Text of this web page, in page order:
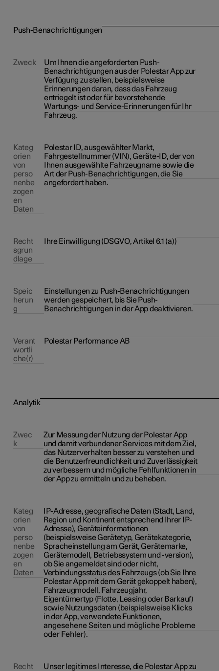
Push-Benachrichtigungen
Zweck
Um Ihnen die angeforderten Push-
Benachrichtigungen aus der Polestar App zur
Verfügung zu stellen, beispielsweise
Erinnerungen daran, dass das Fahrzeug
entriegelt ist oder für bevorstehende
Wartungs- und Service-Erinnerungen für Ihr
Fahrzeug.
Kateg
orien
von
perso
nenbe
zogen
en
Daten
Polestar ID, ausgewählter Markt,
Fahrgestellnummer (VIN), Geräte-ID, der von
Ihnen ausgewählte Fahrzeugname sowie die
Art der Push-Benachrichtigungen, die Sie
angefordert haben.
Recht
sgrun
dlage
Ihre Einwilligung (DSGVO, Artikel 6.1 (a))
Speic
herun
g
Einstellungen zu Push-Benachrichtigungen
werden gespeichert, bis Sie Push-
Benachrichtigungen in der App deaktivieren.
Verant
wortli
che(r)
Polestar Performance AB
Analytik
Zwec
k
Zur Messung der Nutzung der Polestar App
und damit verbundener Services mit dem Ziel,
das Nutzerverhalten besser zu verstehen und
die Benutzerfreundlichkeit und Zuverlässigkeit
zu verbessern und mögliche Fehlfunktionen in
der App zu ermitteln und zu beheben.
Kateg
orien
von
perso
nenbe
zogen
en
Daten
IP-Adresse, geografische Daten (Stadt, Land,
Region und Kontinent entsprechend Ihrer IP-
Adresse), Geräteinformationen
(beispielsweise Gerätetyp, Gerätekategorie,
Spracheinstellung am Gerät, Gerätemarke,
Gerätemodell, Betriebssystem und -version),
ob Sie angemeldet sind oder nicht,
Verbindungsstatus des Fahrzeugs (ob Sie Ihre
Polestar App mit dem Gerät gekoppelt haben),
Fahrzeugmodell, Fahrzeugjahr,
Eigentümertyp (Flotte, Leasing oder Barkauf)
sowie Nutzungsdaten (beispielsweise Klicks
in der App, verwendete Funktionen,
angesehene Seiten und mögliche Probleme
oder Fehler).
Recht
Unser legitimes Interesse, die Polestar App zu